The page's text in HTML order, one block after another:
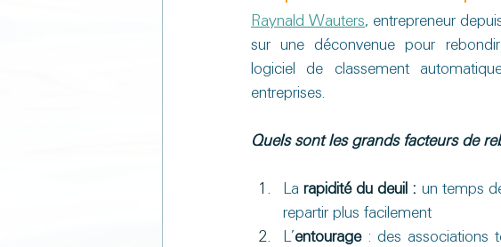
Raynald Wauters, entrepreneur
sur une déconvenue pour
logiciel de classement
entreprises.
Quels sont les grands facteurs de
La rapidité du deuil : un temps
repartir plus facilement
L’entourage : des associations